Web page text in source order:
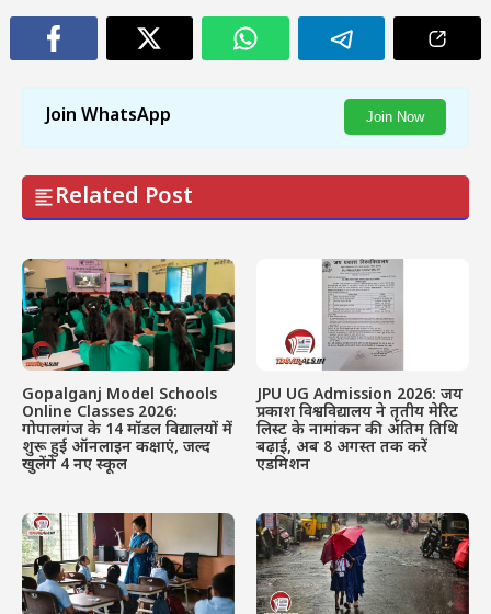
Join WhatsApp Join Now
Related Post
Gopalganj Model Schools
Online Classes 2026:
गोपालगंज के 14 मॉडल विद्यालयों में
शुरू हुई ऑनलाइन कक्षाएं, जल्द
खुलेंगे 4 नए स्कूल
JPU UG Admission 2026: जय
प्रकाश विश्वविद्यालय ने तृतीय मेरिट
लिस्ट के नामांकन की अंतिम तिथि
बढ़ाई, अब 8 अगस्त तक करें
एडमिशन